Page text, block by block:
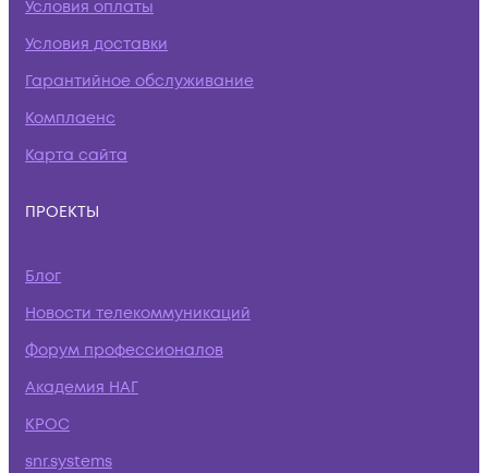
Условия оплаты
Условия доставки
Гарантийное обслуживание
Комплаенс
Карта сайта
ПРОЕКТЫ
Блог
Новости телекоммуникаций
Форум профессионалов
Академия НАГ
КРОС
snr.systems